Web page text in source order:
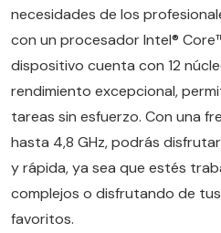
necesidades de los
con un procesador Intel®
dispositivo cuenta con 12
rendimiento excepcional,
tareas sin esfuerzo. Con una
hasta 4,8 GHz, podrás
y rápida, ya sea que estés
complejos o disfrutando de
favoritos.